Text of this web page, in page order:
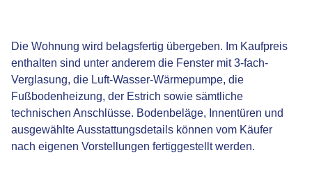
Die Wohnung wird belagsfertig übergeben. Im Kaufpreis
enthalten sind unter anderem die Fenster mit 3-fach-
Verglasung, die Luft-Wasser-Wärmepumpe, die
Fußbodenheizung, der Estrich sowie sämtliche
technischen Anschlüsse. Bodenbeläge, Innentüren und
ausgewählte Ausstattungsdetails können vom Käufer
nach eigenen Vorstellungen fertiggestellt werden.